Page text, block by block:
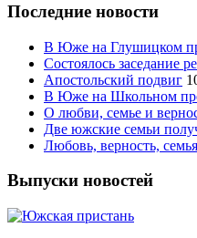
Последние новости
В Юже на Глушицком
Состоялось заседание
Апостольский подвиг
В Юже на Школьном
О любви, семье и
Две южские семьи
Любовь, верность, семья
Выпуски новостей